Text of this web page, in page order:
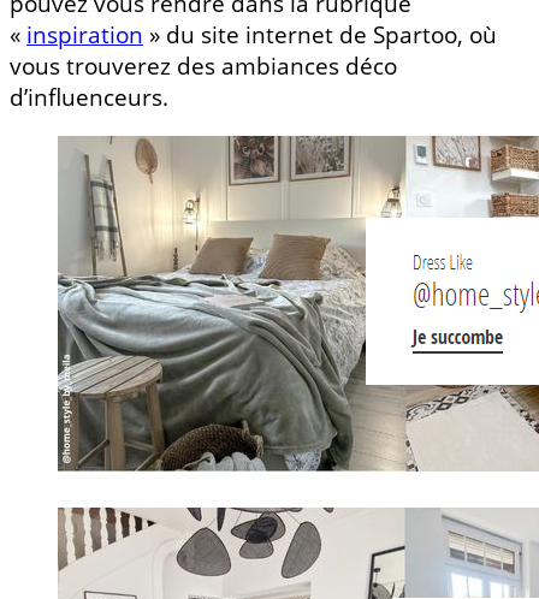
« inspiration » du site internet de Spartoo, où
vous trouverez des ambiances déco
d’influenceurs.